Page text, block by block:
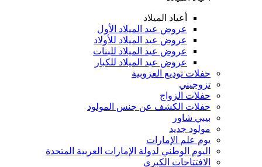
أعياد الميلاد
عروض عيد الميلاد الأول
عروض عيد الميلاد للأولاد
عروض عيد الميلاد للبنات
عروض عيد الميلاد للكبار
حفلات توديع العزوبية
تزوجيني
حفلات الزواج
حفلات الكشف عن جنس المولود
بيبي شاور
مولود جديد
يوم علم الإمارات
اليوم الوطني لدولة الإمارات العربية المتحدة
الافتتاحات الكبري